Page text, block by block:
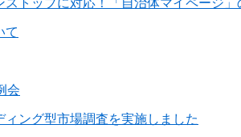
トップに対応！「自治体マイページ」
て
会
ング型市場調査を実施しました